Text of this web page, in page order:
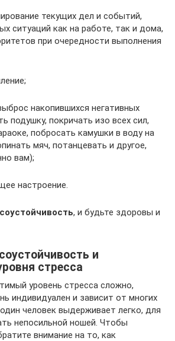
текущих дел и событий,
ситуаций как на работе, так и дома,
при очередности выполнения
накопившихся негативных
подушку, покричать изо всех сил,
побросать камушки в воду на
мяч, потанцевать и другое,
вам);
настроение.
, и будьте здоровы и
и
стресса
уровень стресса сложно,
индивидуален и зависит от многих
человек выдерживает легко, для
непосильной ношей. Чтобы
внимание на то, как